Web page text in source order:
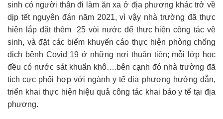
sinh có người thân đi làm ăn xa ở địa phương khác trở về
dịp tết nguyên đán năm 2021, vì vậy nhà trường đã thực
hiện lắp đặt thêm 25 vòi nước để thực hiện công tác vệ
sinh, và đặt các biểm khuyến cáo thực hiện phòng chống
dịch bệnh Covid 19 ở những nơi thuận tiện; mỗi lớp học
đều có nước sát khuẩn khô….bên cạnh đó nhà trường đã
tích cực phối hợp với ngành y tế địa phương hướng dẫn,
triển khai thực hiện hiệu quả công tác khai báo y tế tại địa
phương.